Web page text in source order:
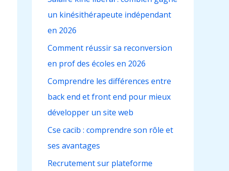
h
e
r
:
un kinésithérapeute indépendant
en 2026
Comment réussir sa reconversion
en prof des écoles en 2026
Comprendre les différences entre
back end et front end pour mieux
développer un site web
Cse cacib : comprendre son rôle et
ses avantages
Recrutement sur plateforme